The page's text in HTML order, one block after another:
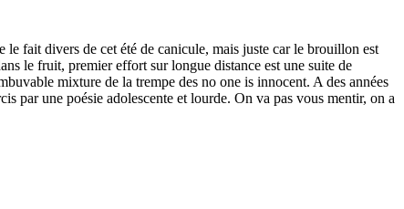
fait divers de cet été de canicule, mais juste car le brouillon est
le fruit, premier effort sur longue distance est une suite de
mixture de la trempe des no one is innocent. A des années
par une poésie adolescente et lourde. On va pas vous mentir, on a